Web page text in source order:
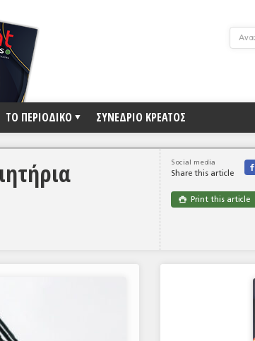
ΤΟ ΠΕΡΙΟΔΙΚΟ ΣΥΝΕΔΡΙΟ ΚΡΕΑΤΟΣ
Social media
Share this article

 Print this article